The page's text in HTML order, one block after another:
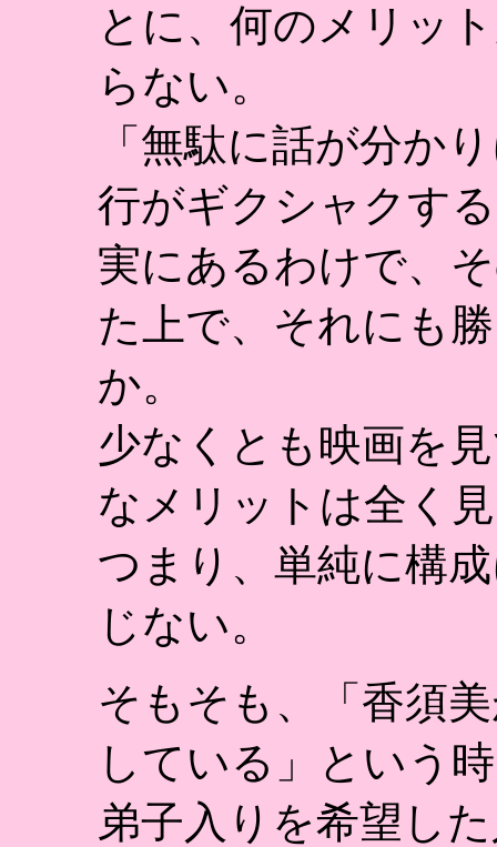
とに、何のメリッ
らない。
「無駄に話が分か
行がギクシャクす
実にあるわけで、
た上で、それにも
か。
少なくとも映画を
なメリットは全く
つまり、単純に構
じない。
そもそも、「香須
している」という
弟子入りを希望し